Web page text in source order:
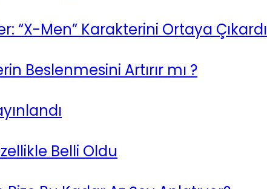
“X-Men” Karakterini Ortaya Çıkardı
Beslenmesini Artırır mı ?
Belli Oldu